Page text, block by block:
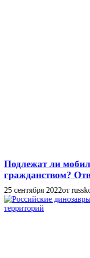
Подлежат ли
гражданством?
25 сентября 2022от